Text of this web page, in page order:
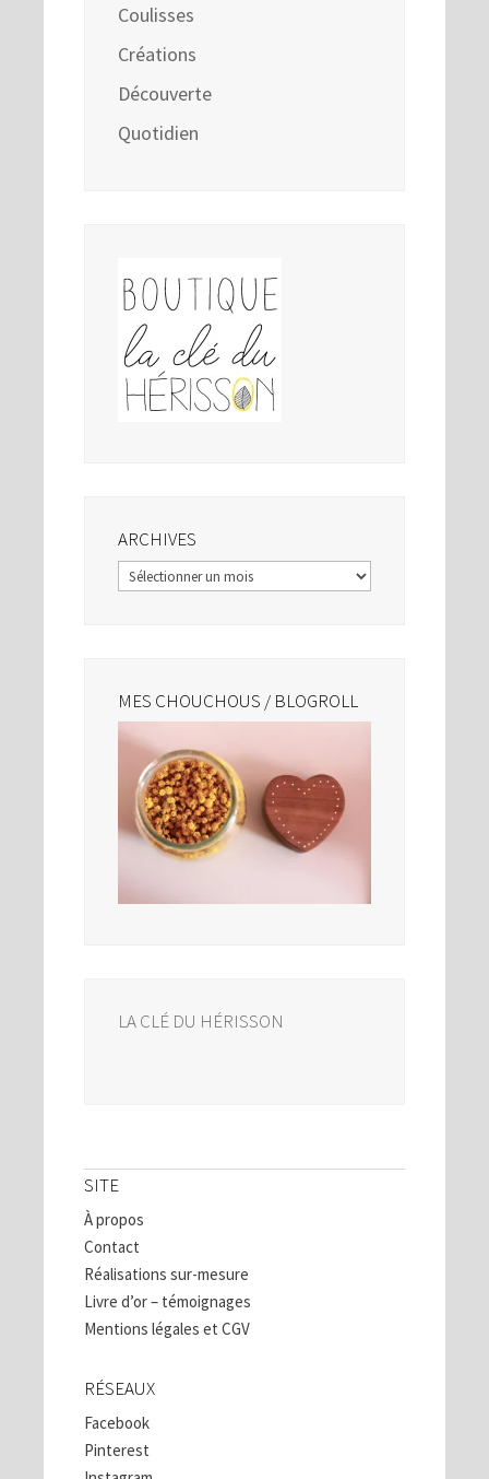
Coulisses
Créations
Découverte
Quotidien
ARCHIVES
Archives
MES CHOUCHOUS / BLOGROLL
LA CLÉ DU HÉRISSON
SITE
À propos
Contact
Réalisations sur-mesure
Livre d’or – témoignages
Mentions légales et CGV
RÉSEAUX
Facebook
Pinterest